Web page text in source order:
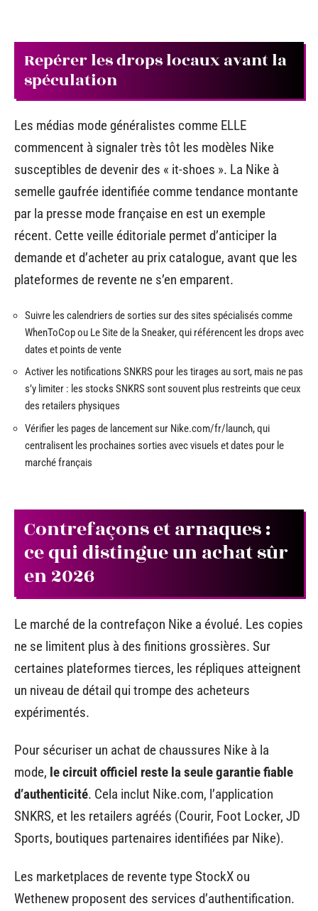
Repérer les drops locaux avant la
spéculation
Les médias mode généralistes comme ELLE
commencent à signaler très tôt les modèles Nike
susceptibles de devenir des « it-shoes ». La Nike à
semelle gaufrée identifiée comme tendance montante
par la presse mode française en est un exemple
récent. Cette veille éditoriale permet d’anticiper la
demande et d’acheter au prix catalogue, avant que les
plateformes de revente ne s’en emparent.
Suivre les calendriers de sorties sur des sites spécialisés comme
WhenToCop ou Le Site de la Sneaker, qui référencent les drops avec
dates et points de vente
Activer les notifications SNKRS pour les tirages au sort, mais ne pas
s’y limiter : les stocks SNKRS sont souvent plus restreints que ceux
des retailers physiques
Vérifier les pages de lancement sur Nike.com/fr/launch, qui
centralisent les prochaines sorties avec visuels et dates pour le
marché français
Contrefaçons et arnaques :
ce qui distingue un achat sûr
en 2026
Le marché de la contrefaçon Nike a évolué. Les copies
ne se limitent plus à des finitions grossières. Sur
certaines plateformes tierces, les répliques atteignent
un niveau de détail qui trompe des acheteurs
expérimentés.
Pour sécuriser un achat de chaussures Nike à la
mode, le circuit officiel reste la seule garantie fiable
d’authenticité. Cela inclut Nike.com, l’application
SNKRS, et les retailers agréés (Courir, Foot Locker, JD
Sports, boutiques partenaires identifiées par Nike).
Les marketplaces de revente type StockX ou
Wethenew proposent des services d’authentification.